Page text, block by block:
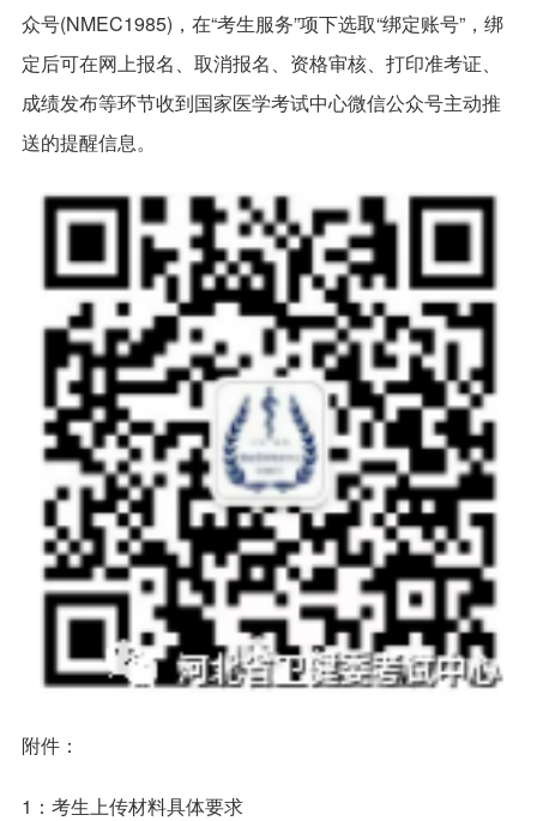
众号(NMEC1985)，在“考生服务”项下选取“绑定账号”，绑
定后可在网上报名、取消报名、资格审核、打印准考证、
成绩发布等环节收到国家医学考试中心微信公众号主动推
送的提醒信息。
附件：
1：考生上传材料具体要求